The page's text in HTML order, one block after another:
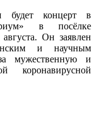
будет концерт в
в посёлке
Он заявлен
и научным
мужественную и
коронавирусной